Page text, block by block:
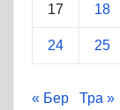
17 18
24 25
« Бер Тра »